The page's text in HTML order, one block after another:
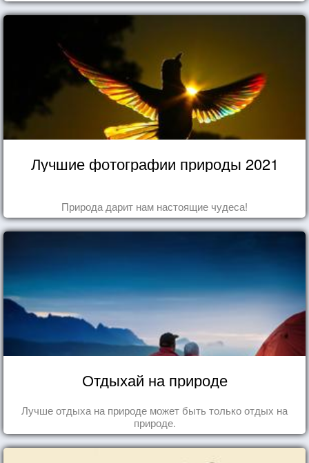
Лучшие фотографии природы 2021
Природа дарит нам настоящие чудеса!
Отдыхай на природе
Лучше отдыха на природе может быть только отдых на
природе.